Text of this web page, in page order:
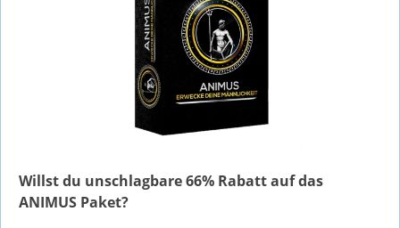
Willst du unschlagbare 66% Rabatt auf das
ANIMUS Paket?